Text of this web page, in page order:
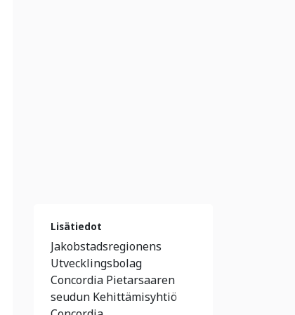
Lisätiedot
Jakobstadsregionens
Utvecklingsbolag
Concordia Pietarsaaren
seudun Kehittämisyhtiö